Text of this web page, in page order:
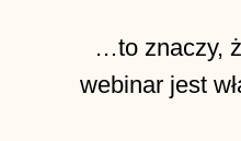
…to znaczy,
webinar jest